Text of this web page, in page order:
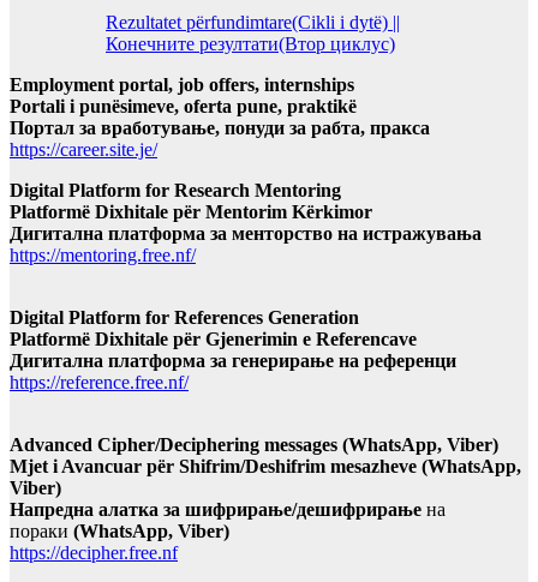
Rezultatet përfundimtare(Cikli i dytë) ||
Конечните резултати(Втор циклус)
Employment portal, job offers, internships
Portali i punësimeve, oferta pune, praktikë
Портал за вработување, понуди за рабта, пракса
https://career.site.je/
Digital Platform for Research Mentoring
Platformë Dixhitale për Mentorim Kërkimor
Дигитална платформа за менторство на истражувања
https://mentoring.free.nf/
Digital Platform for References Generation
Platformë Dixhitale për Gjenerimin e Referencave
Дигитална платформа за генерирање на референци
https://reference.free.nf/
Advanced Cipher/Deciphering messages (WhatsApp, Viber)
Mjet i Avancuar për Shifrim/Deshifrim mesazheve (WhatsApp,
Viber)
Напредна алатка за шифрирање/дешифрирање на
пораки (WhatsApp, Viber)
https://decipher.free.nf